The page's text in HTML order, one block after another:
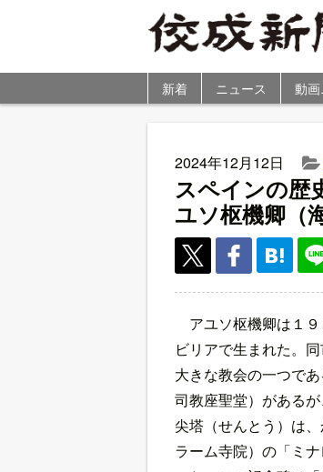
新着 ニュース 動
2024年12月12日
スペインの歴
ユソ枢機卿（
アユソ枢機卿は１
ビリアで生まれた。
大きな教会の一つで
司教座聖堂）がある
尖塔（せんとう）は
ラーム寺院）の「ミ